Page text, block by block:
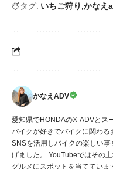
タグ: いちご狩り かなえ
かなえADV
愛知県でHONDAのX-ADVとス
バイクが好きでバイクに関わる
SNSを活用しバイクの楽しい
げました。 YouTubeではその
グルメにスポットを当ててい